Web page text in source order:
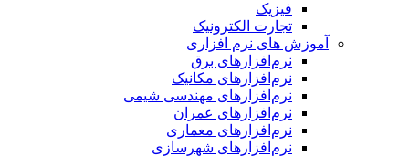
فیزیک
تجارت الکترونیک
آموزش های نرم افزاری
نرم‌افزارهای برق
نرم‌افزارهای مکانیک
نرم‌افزارهای مهندسی شیمی
نرم‌افزارهای عمران
نرم‌افزارهای معماری
نرم‌افزارهای شهرسازی